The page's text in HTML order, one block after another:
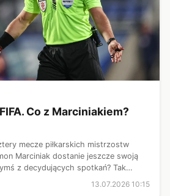
Co z Marciniakiem?
mecze piłkarskich mistrzostw
Marciniak dostanie jeszcze swoją
z decydujących spotkań? Tak
13.07.2026 10:15